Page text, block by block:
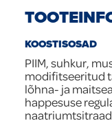
KOOSTISOSAD
PIIM, suhkur,
modifitseeritud
lõhna- ja
happesuse